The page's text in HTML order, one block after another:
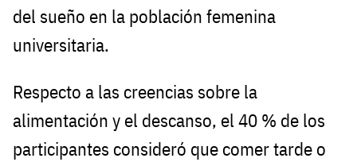
del sueño en la población femenina
universitaria.
Respecto a las creencias sobre la
alimentación y el descanso, el 40 % de los
participantes consideró que comer tarde o